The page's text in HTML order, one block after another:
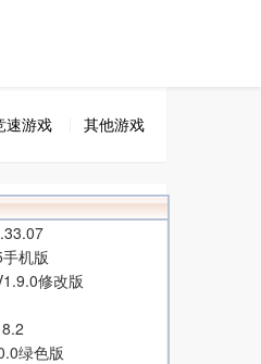
速游戏 其他游戏
机版
修改版
绿色版